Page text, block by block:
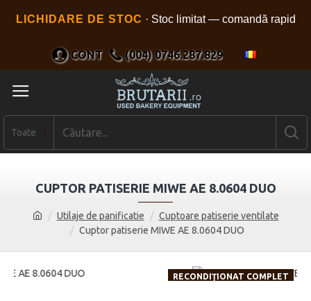
LICHIDARE DE STOC · Stoc limitat — comandă rapid
CONT (004) 0746.287.829
Toate
Utilaje de panificatie
Cuptoare patiserie ventilate
Cuptor patiserie MIWE AE 8.0604 DUO
CUPTOR PATISERIE MIWE AE 8.0604 DUO
RECONDIŢIONAT COMPLET